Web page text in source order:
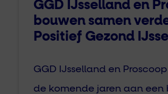
GGD IJsselland en
bouwen samen
Positief Gezond
GGD IJsselland en
de komende jaren aan een